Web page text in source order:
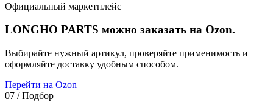
Официальный маркетплейс
LONGHO PARTS можно заказать на Ozon.
Выбирайте нужный артикул, проверяйте применимость и
оформляйте доставку удобным способом.
Перейти на Ozon
07 / Подбор